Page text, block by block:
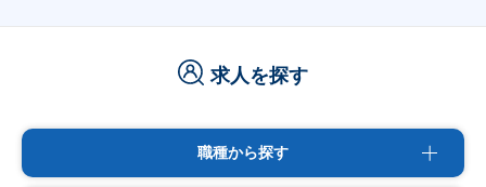
求人を探す
職種から探す